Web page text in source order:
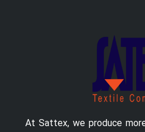
At Sattex, we produce